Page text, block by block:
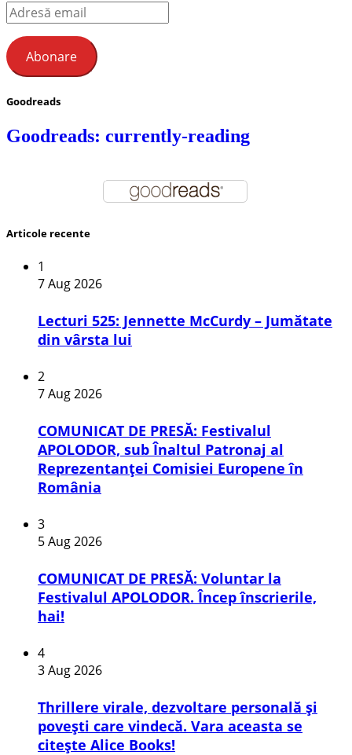
Adresă
email
Abonare
Goodreads
Goodreads: currently-reading
Articole recente
1
7 Aug 2026
Lecturi 525: Jennette McCurdy – Jumătate
din vârsta lui
2
7 Aug 2026
COMUNICAT DE PRESĂ: Festivalul
APOLODOR, sub Înaltul Patronaj al
Reprezentanței Comisiei Europene în
România
3
5 Aug 2026
COMUNICAT DE PRESĂ: Voluntar la
Festivalul APOLODOR. Încep înscrierile,
hai!
4
3 Aug 2026
Thrillere virale, dezvoltare personală și
povești care vindecă. Vara aceasta se
citește Alice Books!